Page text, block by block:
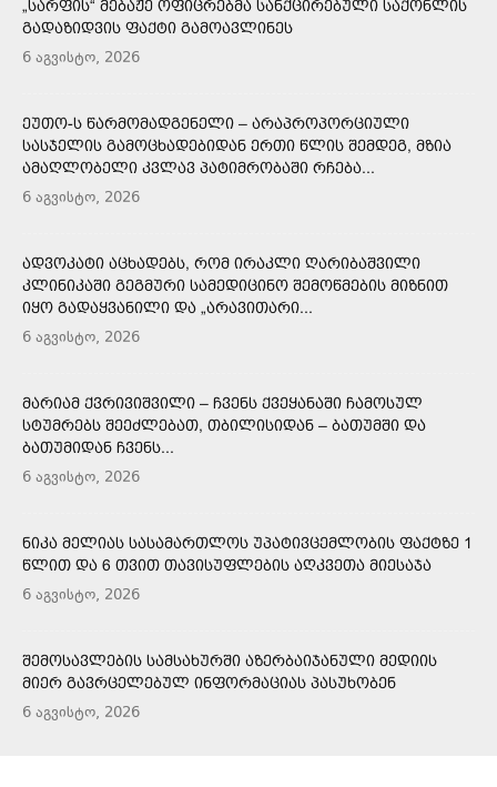
„ᲡᲐᲠᲤᲘᲡ“ ᲛᲔᲑᲐᲟᲔ ᲝᲤᲘᲪᲠᲔᲑᲛᲐ ᲡᲐᲜᲥᲪᲘᲠᲔᲑᲣᲚᲘ ᲡᲐᲥᲝᲜᲚᲘᲡ
ᲒᲐᲓᲐᲖᲘᲓᲕᲘᲡ ᲤᲐᲥᲢᲘ ᲒᲐᲛᲝᲐᲕᲚᲘᲜᲔᲡ
6 აგვისტო, 2026
ᲔᲣᲗᲝ-Ს ᲬᲐᲠᲛᲝᲛᲐᲓᲒᲔᲜᲔᲚᲘ – ᲐᲠᲐᲞᲠᲝᲞᲝᲠᲪᲘᲣᲚᲘ
ᲡᲐᲡᲯᲔᲚᲘᲡ ᲒᲐᲛᲝᲪᲮᲐᲓᲔᲑᲘᲓᲐᲜ ᲔᲠᲗᲘ ᲬᲚᲘᲡ ᲨᲔᲛᲓᲔᲒ, ᲛᲖᲘᲐ
ᲐᲛᲐᲦᲚᲝᲑᲔᲚᲘ ᲙᲕᲚᲐᲕ ᲞᲐᲢᲘᲛᲠᲝᲑᲐᲨᲘ ᲠᲩᲔᲑᲐ...
6 აგვისტო, 2026
ᲐᲓᲕᲝᲙᲐᲢᲘ ᲐᲪᲮᲐᲓᲔᲑᲡ, ᲠᲝᲛ ᲘᲠᲐᲙᲚᲘ ᲦᲐᲠᲘᲑᲐᲨᲕᲘᲚᲘ
ᲙᲚᲘᲜᲘᲙᲐᲨᲘ ᲒᲔᲒᲛᲣᲠᲘ ᲡᲐᲛᲔᲓᲘᲪᲘᲜᲝ ᲨᲔᲛᲝᲬᲛᲔᲑᲘᲡ ᲛᲘᲖᲜᲘᲗ
ᲘᲧᲝ ᲒᲐᲓᲐᲧᲕᲐᲜᲘᲚᲘ ᲓᲐ „ᲐᲠᲐᲕᲘᲗᲐᲠᲘ...
6 აგვისტო, 2026
ᲛᲐᲠᲘᲐᲛ ᲥᲕᲠᲘᲕᲘᲨᲕᲘᲚᲘ – ᲩᲕᲔᲜᲡ ᲥᲕᲔᲧᲐᲜᲐᲨᲘ ᲩᲐᲛᲝᲡᲣᲚ
ᲡᲢᲣᲛᲠᲔᲑᲡ ᲨᲔᲔᲫᲚᲔᲑᲐᲗ, ᲗᲑᲘᲚᲘᲡᲘᲓᲐᲜ – ᲑᲐᲗᲣᲛᲨᲘ ᲓᲐ
ᲑᲐᲗᲣᲛᲘᲓᲐᲜ ᲩᲕᲔᲜᲡ...
6 აგვისტო, 2026
ᲜᲘᲙᲐ ᲛᲔᲚᲘᲐᲡ ᲡᲐᲡᲐᲛᲐᲠᲗᲚᲝᲡ ᲣᲞᲐᲢᲘᲕᲪᲔᲛᲚᲝᲑᲘᲡ ᲤᲐᲥᲢᲖᲔ 1
ᲬᲚᲘᲗ ᲓᲐ 6 ᲗᲕᲘᲗ ᲗᲐᲕᲘᲡᲣᲤᲚᲔᲑᲘᲡ ᲐᲦᲙᲕᲔᲗᲐ ᲛᲘᲔᲡᲐᲯᲐ
6 აგვისტო, 2026
ᲨᲔᲛᲝᲡᲐᲕᲚᲔᲑᲘᲡ ᲡᲐᲛᲡᲐᲮᲣᲠᲨᲘ ᲐᲖᲔᲠᲑᲐᲘᲯᲐᲜᲣᲚᲘ ᲛᲔᲓᲘᲘᲡ
ᲛᲘᲔᲠ ᲒᲐᲕᲠᲪᲔᲚᲔᲑᲣᲚ ᲘᲜᲤᲝᲠᲛᲐᲪᲘᲐᲡ ᲞᲐᲡᲣᲮᲝᲑᲔᲜ
6 აგვისტო, 2026